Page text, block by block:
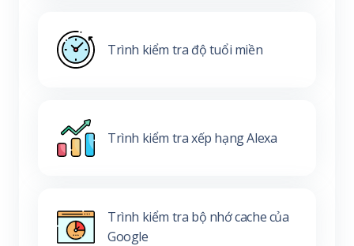
Trình kiểm tra độ tuổi miền
Trình kiểm tra xếp hạng Alexa
Trình kiểm tra bộ nhớ cache của
Google